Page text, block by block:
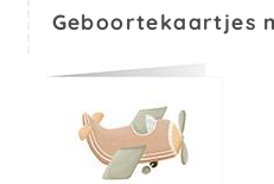
Geboortekaartjes